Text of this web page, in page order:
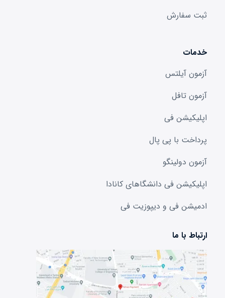
ثبت سفارش
خدمات
آزمون آیلتس
آزمون تافل
اپلیکیشن فی
پرداخت با پی پال
آزمون دولینگو
اپلیکیشن فی دانشگا‌های کانادا
ادمیشن فی و دیپوزیت فی
ارتباط با ما